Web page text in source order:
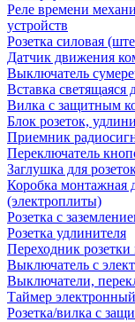
Реле времени
устройств
Розетка силовая
Датчик движения
Выключатель
Вставка светящаяся
Вилка с защитным
Блок розеток,
Приемник
Переключатель
Заглушка для
Коробка монтажная
(электроплиты)
Розетка с
Розетка удлинителя
Переходник
Выключатель с
Выключатели,
Таймер
Розетка/вилка с